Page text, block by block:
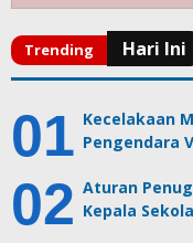
Kecelakaan
Pengendara
Aturan
Kepala